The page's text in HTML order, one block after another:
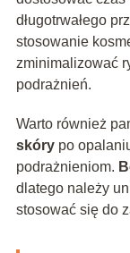
długotrwałego
stosowanie
zminimalizować
podrażnień.
Warto również
skórypo
podrażnieniom.
dlatego należy
stosować się do